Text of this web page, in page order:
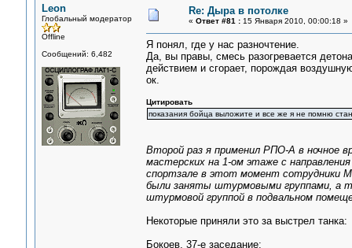
Leon
Глобальный модератор
Offline
Сообщений: 6,482
Re: Дыра в потолке
« Ответ #81 :15 Января 2010, 00:00:18 »
Я понял, где у нас разночтение.
Да, вы правы, смесь разогревается
действием и сгорает, порождая
ок.
Цитировать
показания бойца выложите и все же я не помню
Второй раз я применил РПО-А в ночное
мастерских на 1-ом этаже с
спортзале в этот момент сотрудники
были заняты штурмовыми группами, а
штурмовой группой в подвальном
Некоторые приняли это за выстрел танка:
Бокоев, 37-е заседание: